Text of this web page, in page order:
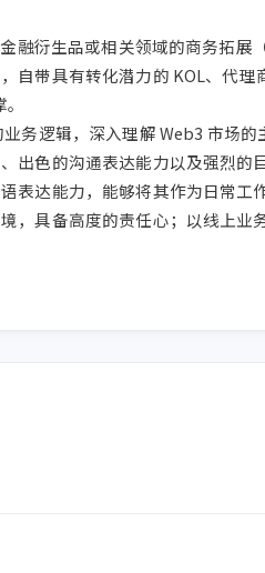
融衍生品或相关领域的商务拓展
自带具有转化潜力的 KOL、代
务逻辑，深入理解 Web3 市场的
出色的沟通表达能力以及强烈的
表达能力，能够将其作为日常工
，具备高度的责任心；以线上